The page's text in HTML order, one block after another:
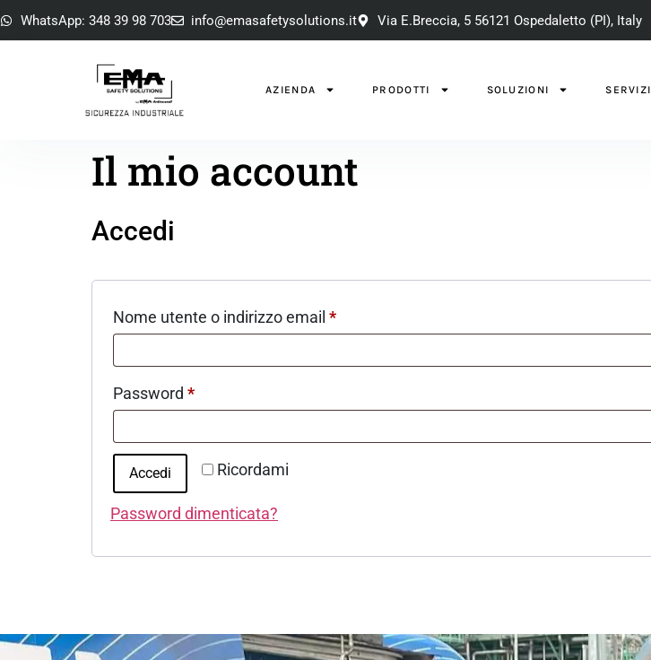
WhatsApp: 348 39 98 703 info@emasafetysolutions.it Via E.Breccia, 5 56121 Ospedaletto (PI), Italy
AZIENDA PRODOTTI SOLUZIONI SERVIZI
Il mio account
Accedi
Nome utente o indirizzo email *
Password *
Ricordami
Accedi
Password dimenticata?